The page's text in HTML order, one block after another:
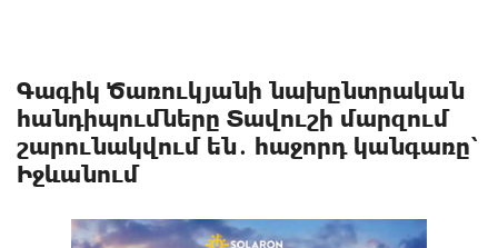
Գագիկ Ծառուկյանի նախընտրական
հանդիպումները Տավուշի մարզում
շարունակվում են․ հաջորդ կանգառը՝
Իջևանում